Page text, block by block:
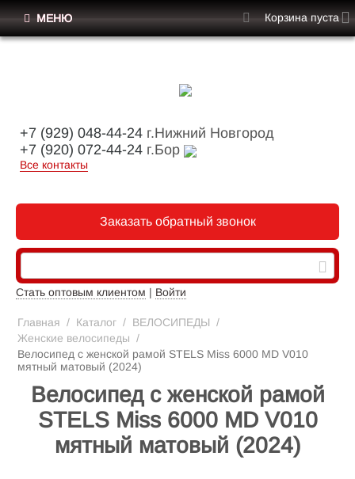
+7 (929) 048-44-24 г.Нижний Новгород
+7 (920) 072-44-24 г.Бор
Все контакты
Заказать обратный звонок
Стать оптовым клиентом | Войти
МЕНЮ Корзина пуста
Главная / Каталог / ВЕЛОСИПЕДЫ /
Женские велосипеды /
Велосипед с женской рамой STELS Miss 6000 MD V010
мятный матовый (2024)
Велосипед с женской рамой
STELS Miss 6000 MD V010
мятный матовый (2024)